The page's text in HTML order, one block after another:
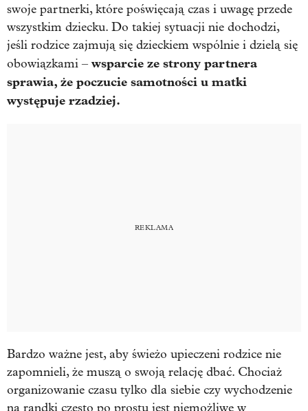
swoje partnerki, które poświęcają czas i uwagę przede
wszystkim dziecku. Do takiej sytuacji nie dochodzi,
jeśli rodzice zajmują się dzieckiem wspólnie i dzielą się
obowiązkami – wsparcie ze strony partnera
sprawia, że poczucie samotności u matki
występuje rzadziej.
Bardzo ważne jest, aby świeżo upieczeni rodzice nie
zapomnieli, że muszą o swoją relację dbać. Chociaż
organizowanie czasu tylko dla siebie czy wychodzenie
na randki często po prostu jest niemożliwe w